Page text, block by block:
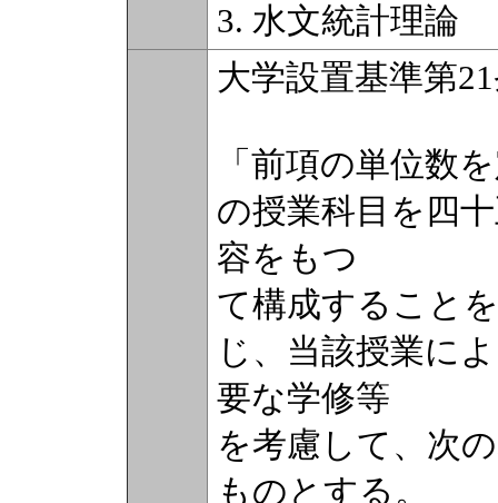
3. 水文統計理論
大学設置基準第
「前項の単位数
の授業科目を四
容をもつ
て構成すること
じ、当該授業に
要な学修等
を考慮して、次
ものとする。